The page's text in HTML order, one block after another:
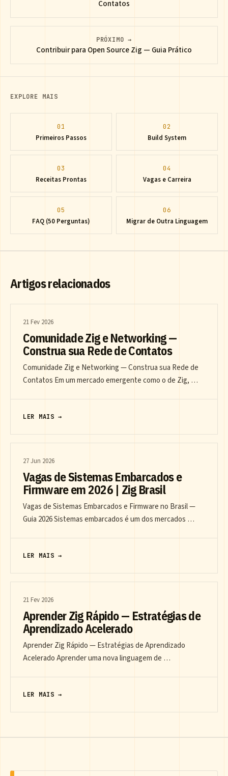
Contatos
PRÓXIMO →
Contribuir para Open Source Zig — Guia Prático
EXPLORE MAIS
01
Primeiros Passos
02
Build System
03
Receitas Prontas
04
Vagas e Carreira
05
FAQ (50 Perguntas)
06
Migrar de Outra Linguagem
Artigos relacionados
21 Fev 2026
Comunidade Zig e Networking —
Construa sua Rede de Contatos
Comunidade Zig e Networking — Construa sua Rede de
Contatos Em um mercado emergente como o de Zig, …
LER MAIS →
27 Jun 2026
Vagas de Sistemas Embarcados e
Firmware em 2026 | Zig Brasil
Vagas de Sistemas Embarcados e Firmware no Brasil —
Guia 2026 Sistemas embarcados é um dos mercados …
LER MAIS →
21 Fev 2026
Aprender Zig Rápido — Estratégias de
Aprendizado Acelerado
Aprender Zig Rápido — Estratégias de Aprendizado
Acelerado Aprender uma nova linguagem de …
LER MAIS →